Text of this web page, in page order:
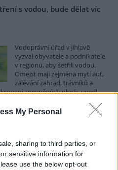
My Personal
sharing to third parties, or
sensitive information for
use the below opt-out
s vodou, bude dělat víc
Vodoprávní úřad v Jihlavě
vyzval obyvatele a podnikatele
v regionu, aby šetřili vodou.
Omezit mají zejména mytí aut,
zalévání zahrad, trávníků a
zpevněných ploch, uvedl
k šetření vodou platí pro
jako obec s rozšířenou
papoušků, zajistili